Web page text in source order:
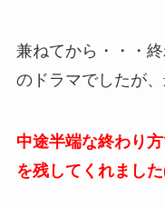
兼ねてから・・・
のドラマでしたが
中途半端な終わり
を残してくれまし